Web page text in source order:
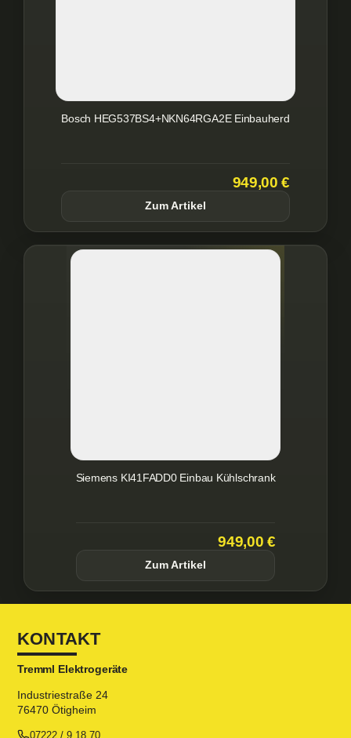
Bosch HEG537BS4+NKN64RGA2E Einbauherd
949,00 €
Zum Artikel
Siemens KI41FADD0 Einbau Kühlschrank
949,00 €
Zum Artikel
KONTAKT
Tremml Elektrogeräte
Industriestraße 24
76470 Ötigheim
07222 / 9 18 70